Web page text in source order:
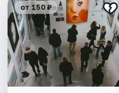
от 150 ₽